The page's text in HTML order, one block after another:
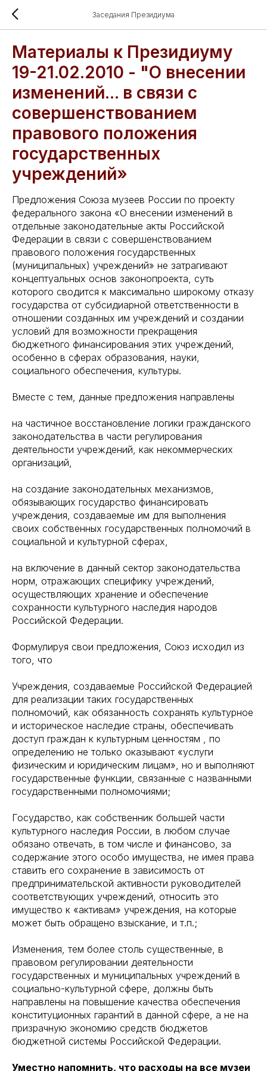
Заседания Президиума
Материалы к Президиуму
19-21.02.2010 - "О внесении
изменений... в связи с
совершенствованием
правового положения
государственных
учреждений»
Предложения Союза музеев России по проекту
федерального закона «О внесении изменений в
отдельные законодательные акты Российской
Федерации в связи с совершенствованием
правового положения государственных
(муниципальных) учреждений» не затрагивают
концептуальных основ законопроекта, суть
которого сводится к максимально широкому отказу
государства от субсидиарной ответственности в
отношении созданных им учреждений и создании
условий для возможности прекращения
бюджетного финансирования этих учреждений,
особенно в сферах образования, науки,
социального обеспечения, культуры.
Вместе с тем, данные предложения направлены
на частичное восстановление логики гражданского
законодательства в части регулирования
деятельности учреждений, как некоммерческих
организаций,
на создание законодательных механизмов,
обязывающих государство финансировать
учреждения, создаваемые им для выполнения
своих собственных государственных полномочий в
социальной и культурной сферах,
на включение в данный сектор законодательства
норм, отражающих специфику учреждений,
осуществляющих хранение и обеспечение
сохранности культурного наследия народов
Российской Федерации.
Формулируя свои предложения, Союз исходил из
того, что
Учреждения, создаваемые Российской Федерацией
для реализации таких государственных
полномочий, как обязанность сохранять культурное
и историческое наследие страны, обеспечивать
доступ граждан к культурным ценностям , по
определению не только оказывают «услуги
физическим и юридическим лицам», но и выполняют
государственные функции, связанные с названными
государственными полномочиями;
Государство, как собственник большей части
культурного наследия России, в любом случае
обязано отвечать, в том числе и финансово, за
содержание этого особо имущества, не имея права
ставить его сохранение в зависимость от
предпринимательской активности руководителей
соответствующих учреждений, относить это
имущество к «активам» учреждения, на которые
может быть обращено взыскание, и т.п.;
Изменения, тем более столь существенные, в
правовом регулировании деятельности
государственных и муниципальных учреждений в
социально-культурной сфере, должны быть
направлены на повышение качества обеспечения
конституционных гарантий в данной сфере, а не на
призрачную экономию средств бюджетов
бюджетной системы Российской Федерации.
Уместно напомнить, что расходы на все музеи